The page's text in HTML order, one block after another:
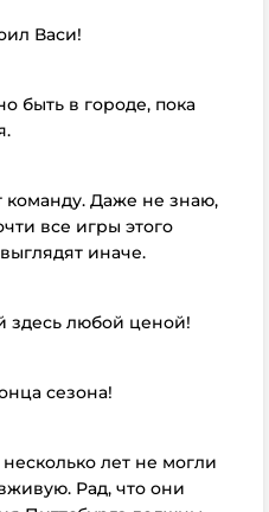
Васи!
быть в городе, пока
Даже не знаю,
все игры этого
иначе.
здесь любой ценой!
сезона!
лет не могли
Рад, что они